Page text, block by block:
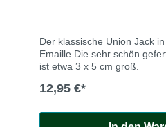
Der klassische Union Jack
Emaille.Die sehr schön
ist etwa 3 x 5 cm groß.
12,95 €*